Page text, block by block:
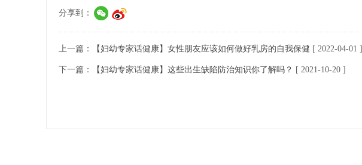
分享到：
上一篇： 【妇幼专家话健康】女性朋友应该如何做好乳房的自我保健 [ 2022-04-01 ]
下一篇： 【妇幼专家话健康】这些出生缺陷防治知识你了解吗？ [ 2021-10-20 ]